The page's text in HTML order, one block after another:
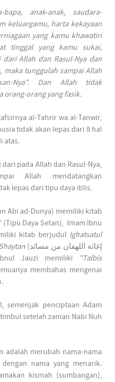
anak-anak, saudara-
keluargamu, harta kekayaan
yang kamu khawatiri
tinggal yang kamu sukai,
Allah dan Rasul-Nya dan
maka tunggulah sampai Allah
Nya". Dan Allah tidak
orang-orang yang fasik.
al-Tahrir wa al-Tanwir,
tidak akan lepas dari 8 hal
atas.
pada Allah dan Rasul-Nya,
Allah mendatangkan
lepas dari tipu daya iblis.
Abi ad-Dunya) memiliki kitab
(Tipu Daya Setan), Imam Ibnu
kitab berjudul Ighatsatul
(إغاثة اللهفان من مصائد
Jauzi memiliki
"Talbis
membahas mengenai
semenjak penciptaan Adam
setelah zaman Nabi Nuh
adalah merubah nama-nama
nama yang menarik.
kismah (sumbangan),